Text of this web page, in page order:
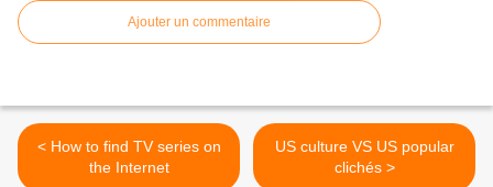
Ajouter un commentaire
< How to find TV series on
the Internet
US culture VS US popular
clichés >